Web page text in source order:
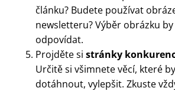
článku? Budete používat
newsletteru? Výběr obrázku
odpovídat.
Projděte si stránky
Určitě si všimnete věcí, které
dotáhnout, vylepšit. Zkuste